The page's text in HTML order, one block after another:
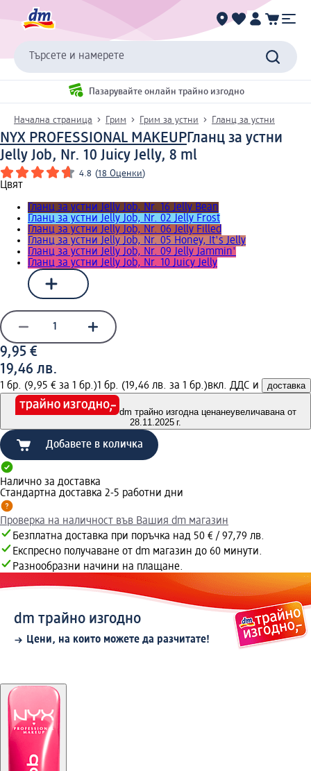
Търсете и намерете
Пазарувайте онлайн трайно изгодно
Начална страница Грим Грим за устни Гланц за устни
NYX PROFESSIONAL MAKEUPГланц за устни
Jelly Job, Nr. 10 Juicy Jelly, 8 ml
4.8 (18 Оценки)
Цвят
Гланц за устни Jelly Job, Nr. 16 Jelly Bean
Гланц за устни Jelly Job, Nr. 02 Jelly Frost
Гланц за устни Jelly Job, Nr. 06 Jelly Filled
Гланц за устни Jelly Job, Nr. 05 Honey, It's Jelly
Гланц за устни Jelly Job, Nr. 09 Jelly Jammin'
Гланц за устни Jelly Job, Nr. 10 Juicy Jelly
9,95 €
19,46 лв.
1 бр. (9,95 € за 1 бр.)1 бр. (19,46 лв. за 1 бр.)вкл. ДДС и доставка
dm трайно изгодна ценанеувеличавана от
28.11.2025 г.
Добавете в количка
Налично за доставка
Стандартна доставка 2-5 работни дни
Проверка на наличност във Вашия dm магазин
Безплатна доставка при поръчка над 50 € / 97,79 лв.
Експресно получаване от dm магазин до 60 минути.
Разнообразни начини на плащане.
dm трайно изгодно
Цени, на които можете да разчитате!